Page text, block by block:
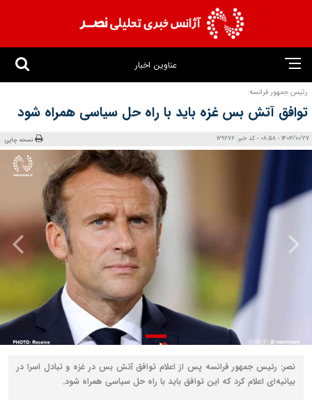
عناوین اخبار
رئیس جمهور فرانسه:
توافق آتش بس غزه باید با راه حل سیاسی همراه شود
1403/10/27 - 08:58 - کد خبر: 129276 نسخه چاپی
نصر: رئیس جمهور فرانسه پس از اعلام توافق آتش بس در غزه و تبادل اسرا در
بیانیه‌ای اعلام کرد که این توافق باید با راه حل سیاسی همراه شود.